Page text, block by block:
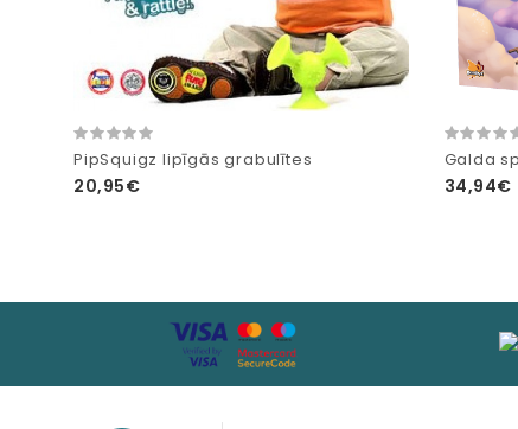
PipSquigz lipīgās grabulītes
20,95€
Galda
34,94€